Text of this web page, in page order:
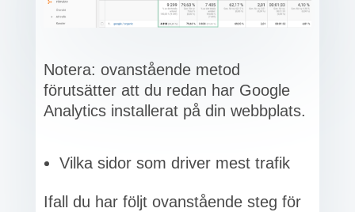
Notera: ovanstående metod
förutsätter att du redan har Google
Analytics installerat på din webbplats.
Vilka sidor som driver mest trafik
Ifall du har följt ovanstående steg för